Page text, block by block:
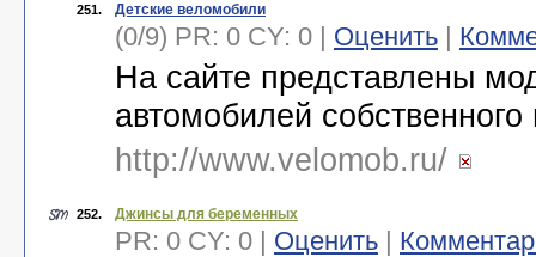
251. Детские веломобили
(0/9) PR: 0 CY: 0 | Оценить |
На сайте представлены
автомобилей
http://www.velomob.ru/
252. Джинсы для беременных
PR: 0 CY: 0 | Оценить |